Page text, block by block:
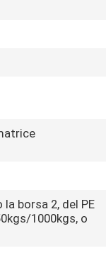
borsa 2, del PE
1000kgs, o